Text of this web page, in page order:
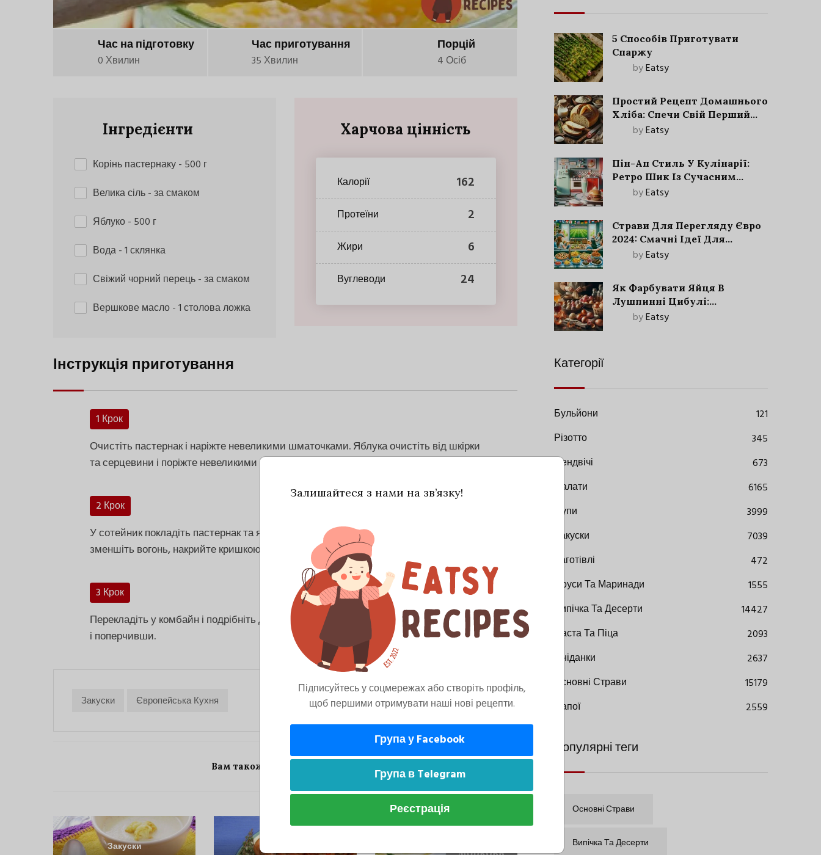
Час на підготовку
0 Хвилин
Час приготування
35 Хвилин
Порцій
4 Осіб
Інгредієнти
Корінь пастернаку- 500 г
Велика сіль- за смаком
Яблуко- 500 г
Вода- 1 склянка
Свіжий чорний перець- за смаком
Вершкове масло- 1 столова ложка
Харчова цінність
Калорії 162
Протеїни 2
Жири 6
Вуглеводи 24
Інструкція приготування
1 Крок
Очистіть пастернак і наріжте невеликими шматочками. Яблука очистіть від шкірки
та серцевини і поріжте невеликими шматочками.
2 Крок
У сотейник покладіть пастернак та яблука та залийте водою. Доведіть до кипіння,
зменшіть вогонь, накрийте кришкою та варіть до м'якості 25–30 хвилин.
3 Крок
Перекладіть у комбайн і подрібніть до пюре, додавши вершкове масло, посоливши
і поперчивши.
Закуски Європейська Кухня
Вам також може сподобатися
Закуски
5 Способів Приготувати
Спаржу
byEatsy
Простий Рецепт Домашнього
Хліба: Спечи Свій Перший
Запашний Хліб!
byEatsy
Пін-Ап Стиль У Кулінарії:
Ретро Шик Із Сучасним
Акцентом
byEatsy
Страви Для Перегляду Євро
2024: Смачні Ідеї Для
Футбольного Свята
byEatsy
Як Фарбувати Яйця В
Лушпинні Цибулі:
Старовинний Метод З
byEatsy
Категорії
Бульйони
121
Різотто
345
Сендвічі
673
Салати
6165
Супи
3999
Закуски
7039
Заготівлі
472
Соуси Та Маринади
1555
Випічка Та Десерти
14427
Паста Та Піца
2093
Сніданки
2637
Основні Страви
15179
Напої
2559
Популярні теги
Основні Страви
Випічка Та Десерти
Залишайтеся з нами на зв’язку!
Підписуйтесь у соцмережах або створіть профіль,
щоб першими отримувати наші нові рецепти.
Група у Facebook
Група в Telegram
Реєстрація